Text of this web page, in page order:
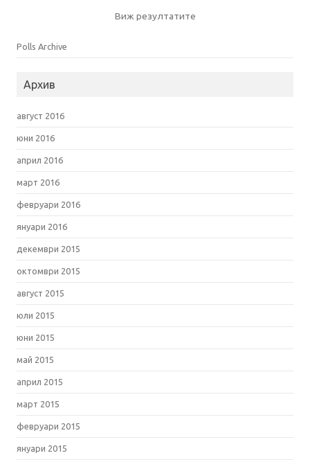
Виж резултатите
Polls Archive
Архив
август 2016
юни 2016
април 2016
март 2016
февруари 2016
януари 2016
декември 2015
октомври 2015
август 2015
юли 2015
юни 2015
май 2015
април 2015
март 2015
февруари 2015
януари 2015